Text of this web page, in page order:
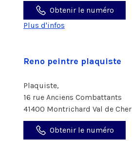
Obtenir le numéro
Plus d'infos
Reno peintre plaquiste
Plaquiste,
16 rue Anciens Combattants
41400 Montrichard Val de Cher
Obtenir le numéro